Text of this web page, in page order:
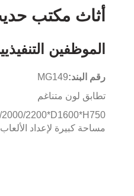
أثاث مكتب حديث لـ 4 أشخاص محطة عمل طاولة
الموظفين
رقم البند:MG149
تطابق لون متناغم
2200*D1600*H750,
مساحة كبيرة لإعداد